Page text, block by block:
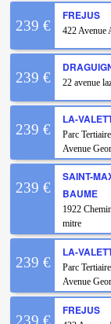
239 €
FREJUS
422 Avenue
239 € 22 avenue
239 €
LA-
Parc
Avenue
239 €
SAINT-
BAUME
1922
mitre
239 €
LA-
Parc
Avenue
239 €
FREJUS